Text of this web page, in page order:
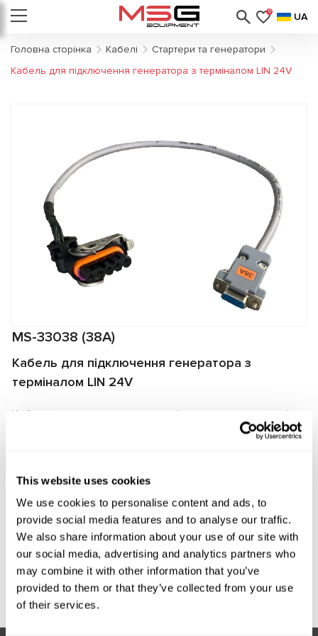
This website uses cookies
We use cookies to personalise content and ads, to
provide social media features and to analyse our traffic.
We also share information about your use of our site with
our social media, advertising and analytics partners who
may combine it with other information that you’ve
provided to them or that they’ve collected from your use
of their services.
0 UA
Головна сторінка Кабелі
Стартери та генератори
Кабель для підключення генератора з терміналом LIN 24V
MS-33038 (38A)
Кабель для підключення генератора з
терміналом LIN 24V
Кабель використовується для діагностики генераторів
на стендах MS002A/MS005/MS005A/MS008. Кабель
між регулятором напруги генератора та стендом.
Виробник:MSG Equipment
Запит ціни